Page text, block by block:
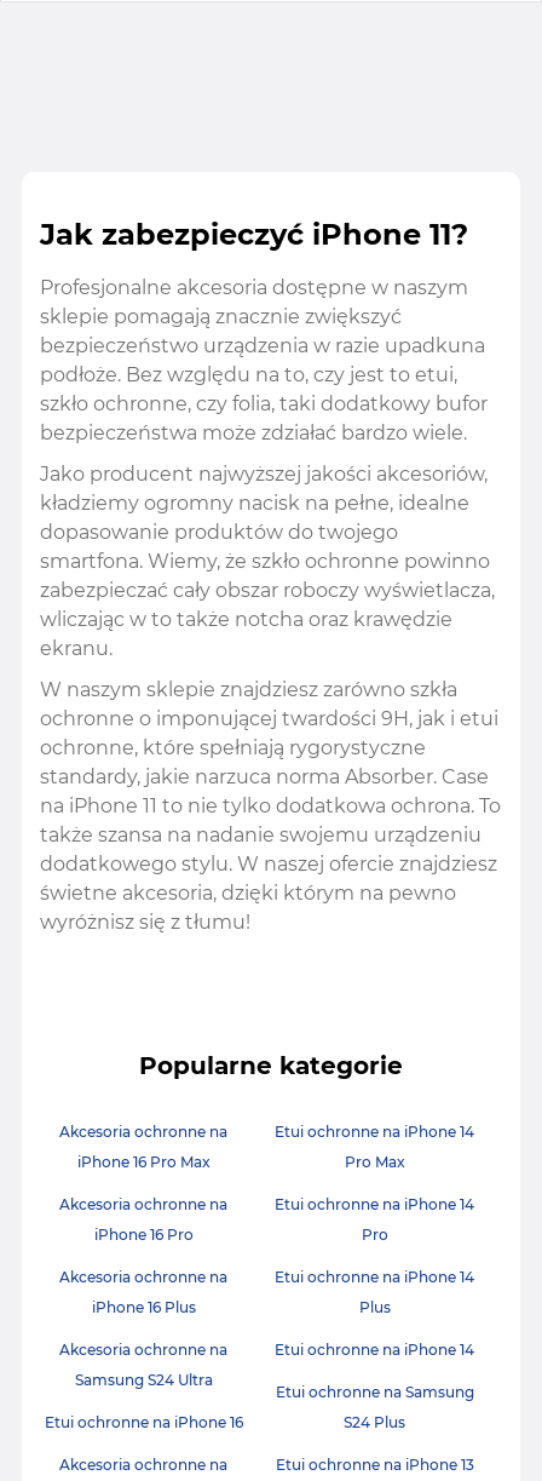
Jak zabezpieczyć iPhone 11?
Profesjonalne akcesoria dostępne w naszym
sklepie pomagają znacznie zwiększyć
bezpieczeństwo urządzenia w razie upadkuna
podłoże. Bez względu na to, czy jest to etui,
szkło ochronne, czy folia, taki dodatkowy bufor
bezpieczeństwa może zdziałać bardzo wiele.
Jako producent najwyższej jakości akcesoriów,
kładziemy ogromny nacisk na pełne, idealne
dopasowanie produktów do twojego
smartfona. Wiemy, że szkło ochronne powinno
zabezpieczać cały obszar roboczy wyświetlacza,
wliczając w to także notcha oraz krawędzie
ekranu.
W naszym sklepie znajdziesz zarówno szkła
ochronne o imponującej twardości 9H, jak i etui
ochronne, które spełniają rygorystyczne
standardy, jakie narzuca norma Absorber. Case
na iPhone 11 to nie tylko dodatkowa ochrona. To
także szansa na nadanie swojemu urządzeniu
dodatkowego stylu. W naszej ofercie znajdziesz
świetne akcesoria, dzięki którym na pewno
wyróżnisz się z tłumu!
Popularne kategorie
Akcesoria ochronne na
iPhone 16 Pro Max
Akcesoria ochronne na
iPhone 16 Pro
Akcesoria ochronne na
iPhone 16 Plus
Akcesoria ochronne na
Samsung S24 Ultra
Etui ochronne na iPhone 16
Akcesoria ochronne na
Etui ochronne na iPhone 14
Pro Max
Etui ochronne na iPhone 14
Pro
Etui ochronne na iPhone 14
Plus
Etui ochronne na iPhone 14
Etui ochronne na Samsung
S24 Plus
Etui ochronne na iPhone 13